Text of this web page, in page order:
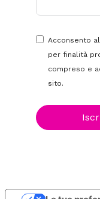
Acconsento
per finalità
compreso e
sito.